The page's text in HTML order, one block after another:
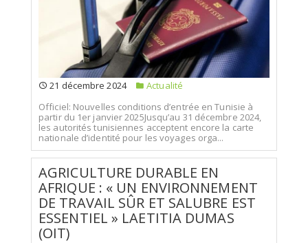
21 décembre 2024
Actualité
Officiel: Nouvelles conditions d’entrée en Tunisie à
partir du 1er janvier 2025Jusqu’au 31 décembre 2024,
les autorités tunisiennes acceptent encore la carte
nationale d’identité pour les voyages orga...
AGRICULTURE DURABLE EN
AFRIQUE : « UN ENVIRONNEMENT
DE TRAVAIL SÛR ET SALUBRE EST
ESSENTIEL » LAETITIA DUMAS
(OIT)